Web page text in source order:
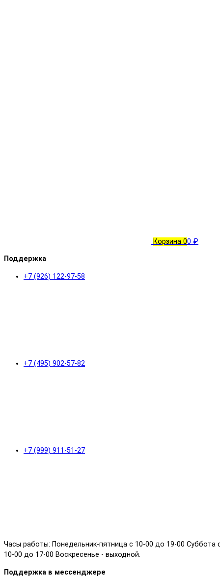
Корзина 00 ₽
Поддержка
+7 (926) 122-97-58
+7 (495) 902-57-82
+7 (999) 911-51-27
Часы работы: Понедельник-пятница с 10-00 до 19-00 Суббота
10-00 до 17-00 Воскресенье - выходной.
Поддержка в мессенджере